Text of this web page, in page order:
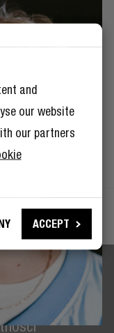
and
our website
our partners
ACCEPT